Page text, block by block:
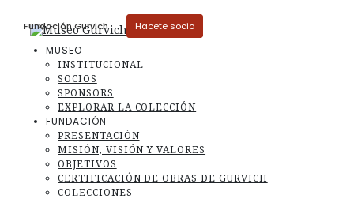
Fundación Gurvich Hacete socio
Museo
MUSEO
INSTITUCIONAL
SOCIOS
SPONSORS
EXPLORAR LA COLECCIÓN
FUNDACIÓN
PRESENTACIÓN
MISIÓN, VISIÓN Y VALORES
OBJETIVOS
CERTIFICACIÓN DE OBRAS DE GURVICH
COLECCIONES